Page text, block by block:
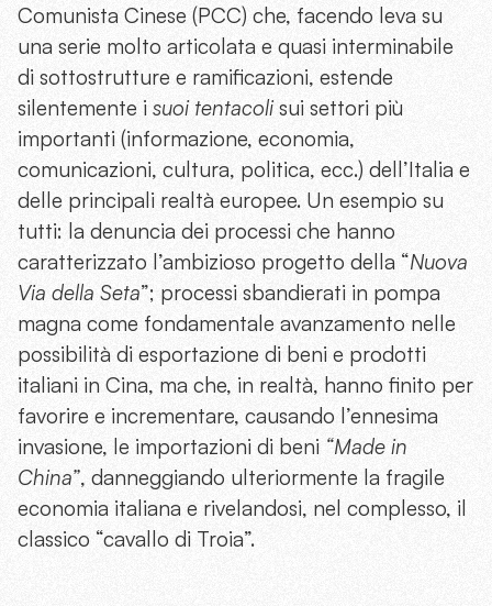
Comunista Cinese (PCC) che, facendo leva su
una serie molto articolata e quasi interminabile
di sottostrutture e ramificazioni, estende
silentemente i suoi tentacolisui settori più
importanti (informazione, economia,
comunicazioni, cultura, politica, ecc.) dell’Italia e
delle principali realtà europee. Un esempio su
tutti: la denuncia dei processi che hanno
caratterizzato l’ambizioso progetto della “Nuova
Via della Seta”; processi sbandierati in pompa
magna come fondamentale avanzamento nelle
possibilità di esportazione di beni e prodotti
italiani in Cina, ma che, in realtà, hanno finito per
favorire e incrementare, causando l’ennesima
invasione, le importazioni di beni “Made in
China”, danneggiando ulteriormente la fragile
economia italiana e rivelandosi, nel complesso, il
classico “cavallo di Troia”.